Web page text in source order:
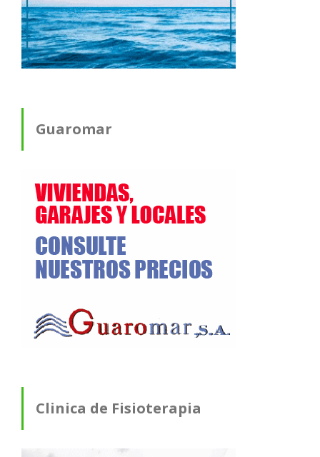
Guaromar
Clinica de Fisioterapia